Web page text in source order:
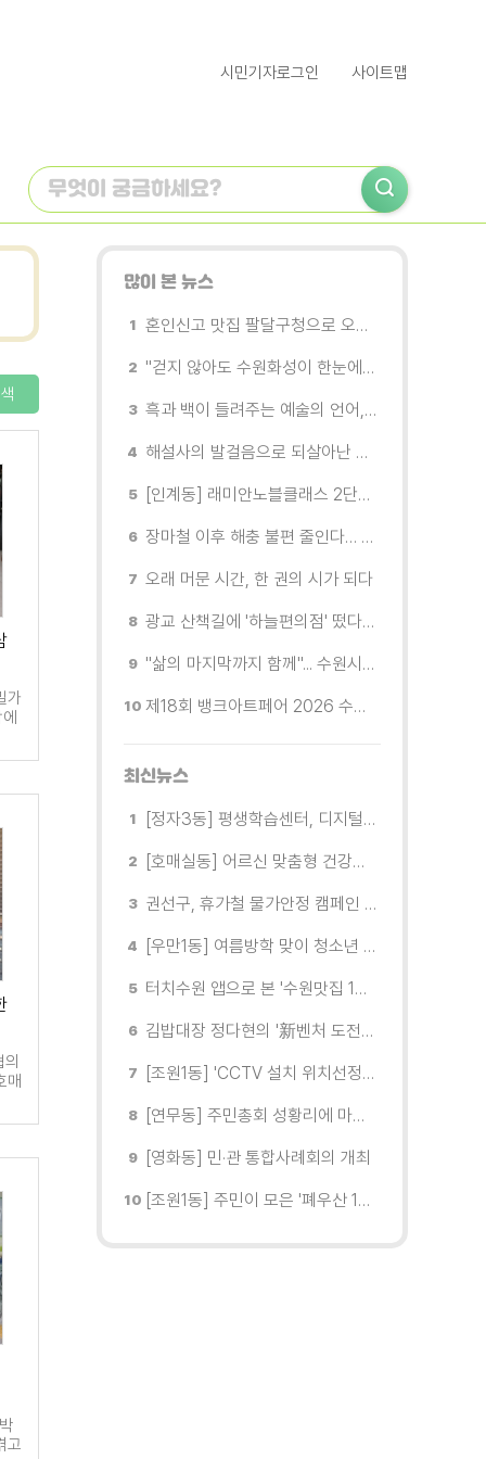
시민기자로그인 사이트맵
가
매
고
많이 본 뉴스
혼인신고 맛집 팔달구청으로 오세요
"걷지 않아도 수원화성이 한눈에"…무장애 관광버스 '수원행차' 타보니
흑과 백이 들려주는 예술의 언어, 수원시립미술관 소장품전《블랑 블랙 파노라마》
해설사의 발걸음으로 되살아난 수원의 독립운동 역사
[인계동] 래미안노블클래스 2단지 경로당, 무더위 속 독거노인에게 '따뜻한 한 끼' 대접
장마철 이후 해충 불편 줄인다… 영통구보건소, 신동수변공원·원천리천 집중 방제
오래 머문 시간, 한 권의 시가 되다
광교 산책길에 '하늘편의점' 떴다… 드론배송 시연
"삶의 마지막까지 함께"... 수원시 8개 기관, 어르신 돌봄의 손을 맞잡다
제18회 뱅크아트페어 2026 수원 개막, '나도 그림을 소유한다'
최신뉴스
[정자3동] 평생학습센터, 디지털 생활문해교실 개강
[호매실동] 어르신 맞춤형 건강특화사업 「은빛반짝 실버종이공방」 운영
권선구, 휴가철 물가안정 캠페인 전개
[우만1동] 여름방학 맞이 청소년 유해환경 캠페인 실시
터치수원 앱으로 본 '수원맛집 100선'... 장안구 맛집을 찾다
김밥대장 정다현의 '新벤처 도전이야기'
[조원1동] 'CCTV 설치 위치선정협의회' 회의 개최
[연무동] 주민총회 성황리에 마무리
[영화동] 민·관 통합사례회의 개최
[조원1동] 주민이 모은 '폐우산 100개' 수원여대에 1차 전달